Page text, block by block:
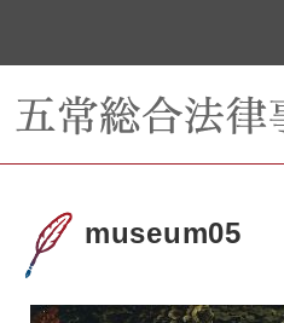
museum05